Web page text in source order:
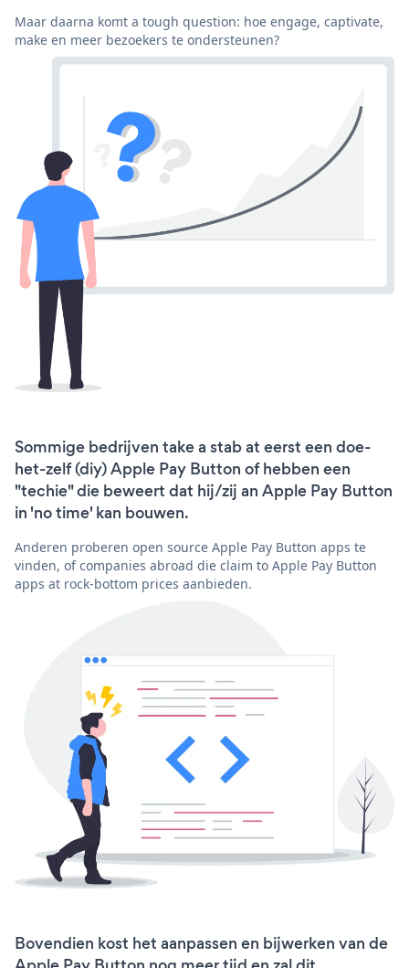
Maar daarna komt a tough question: hoe engage, captivate,
make en meer bezoekers te ondersteunen?
Sommige bedrijven take a stab at eerst een doe-
het-zelf (diy) Apple Pay Button of hebben een
"techie" die beweert dat hij/zij an Apple Pay Button
in 'no time' kan bouwen.
Anderen proberen open source Apple Pay Button apps te
vinden, of companies abroad die claim to Apple Pay Button
apps at rock-bottom prices aanbieden.
Bovendien kost het aanpassen en bijwerken van de